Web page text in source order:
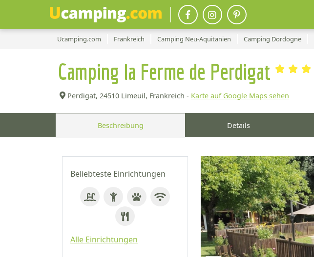
Ucamping.com Frankreich Camping Neu-Aquitanien Camping Dordogne
Camping la Ferme de Perdigat
Perdigat, 24510 Limeuil, Frankreich - Karte auf Google Maps sehen
Beschreibung Details
Beliebteste Einrichtungen
Alle Einrichtungen